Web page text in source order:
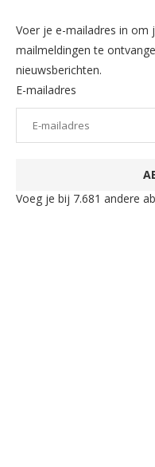
Voer je e-mailadres in om
mailmeldingen te
nieuwsberichten.
E-mailadres
Voeg je bij 7.681 andere